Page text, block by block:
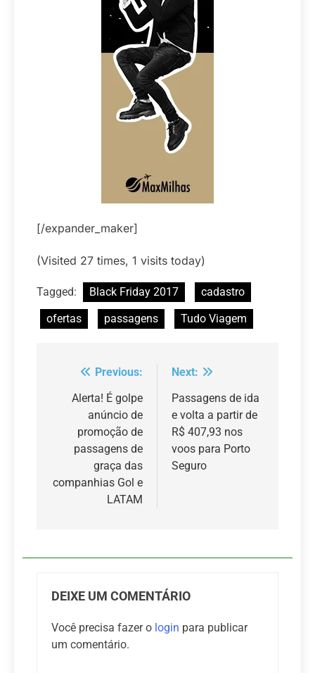
[/expander_maker]
(Visited 27 times, 1 visits today)
Tagged: Black Friday 2017
cadastro
ofertas
passagens Tudo Viagem
Navegação
Post
Previous:
Alerta! É golpe
anúncio de
promoção de
passagens de
graça das
companhias Gol e
LATAM
Next:
Passagens de ida
e volta a partir de
R$ 407,93 nos
voos para Porto
Seguro
DEIXE UM COMENTÁRIO
Você precisa fazer o login para publicar
um comentário.